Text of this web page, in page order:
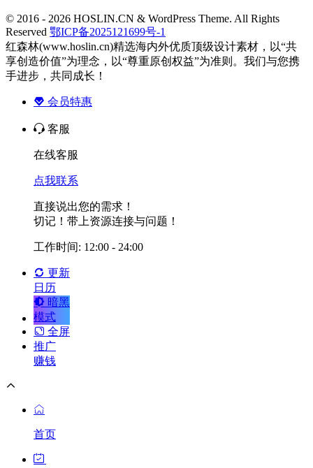
© 2016 - 2026 HOSLIN.CN & WordPress Theme. All Rights
Reserved 鄂ICP备2025121699号-1
红森林(www.hoslin.cn)精选海内外优质顶级设计素材，以“共
享创造价值”为理念，以“尊重原创权益”为准则。我们与您携
手进步，共同成长！
会员特惠
客服
在线客服
点我联系
直接说出您的需求！
切记！带上资源连接与问题！
工作时间: 12:00 - 24:00
更新
日历
暗黑
模式
全屏
推广
赚钱
首页